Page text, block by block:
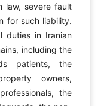
law, severe fault
for such liability.
duties in Iranian
including the
patients, the
owners,
the